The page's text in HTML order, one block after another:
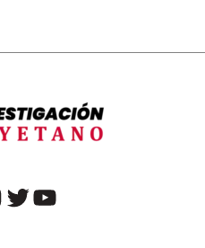
twitter youtube